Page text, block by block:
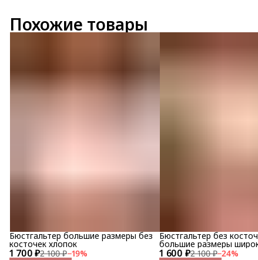
Похожие товары
1 700 ₽2 100 ₽−19%
Бюстгальтер большие размеры без
косточек хлопок
1 600 ₽2 100 ₽−24%
Бюстгальтер без
большие размеры
бретели